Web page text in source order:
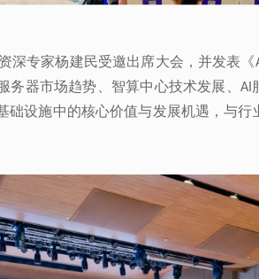
深专家杨建民受邀出席大会，并发表《
务器市场趋势、智算中心技术发展、 AI
础设施中的核心价值与发展机遇，